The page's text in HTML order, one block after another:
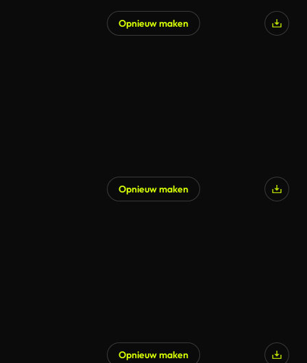
Opnieuw maken
Opnieuw maken
Opnieuw maken